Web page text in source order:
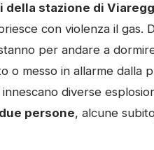
della stazione di
con violenza il gas.
per andare a
o messo in allarme dalla
diverse
persone, alcune